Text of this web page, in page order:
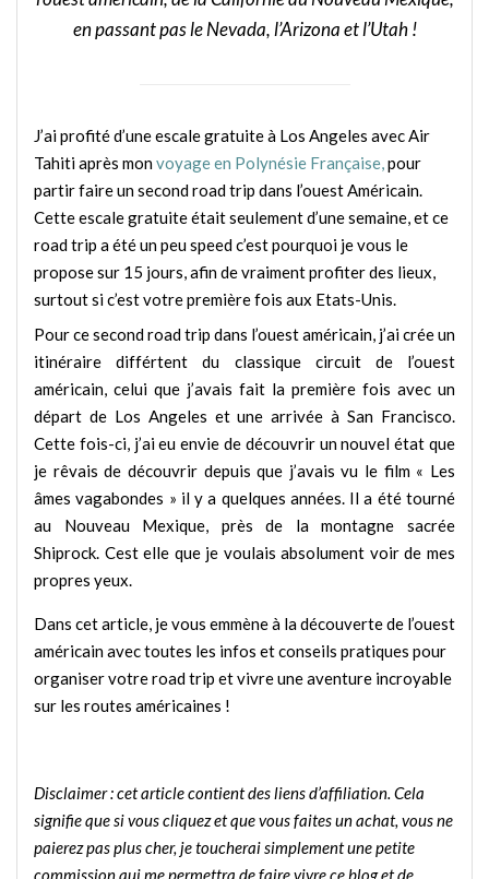
en passant pas le Nevada, l’Arizona et l’Utah !
J’ai profité d’une escale gratuite à Los Angeles avec Air
Tahiti après monvoyage en Polynésie Française,pour
partir faire un second road trip dans l’ouest Américain.
Cette escale gratuite était seulement d’une semaine, et ce
road trip a été un peu speed c’est pourquoi je vous le
propose sur 15 jours, afin de vraiment profiter des lieux,
surtout si c’est votre première fois aux Etats-Unis.
Pour ce second road trip dans l’ouest américain, j’ai crée un
itinéraire différtent du classique circuit de l’ouest
américain, celui que j’avais fait la première fois avec un
départ de Los Angeles et une arrivée à San Francisco.
Cette fois-ci, j’ai eu envie de découvrir un nouvel état que
je rêvais de découvrir depuis que j’avais vu le film « Les
âmes vagabondes » il y a quelques années. Il a été tourné
au Nouveau Mexique, près de la montagne sacrée
Shiprock. Cest elle que je voulais absolument voir de mes
propres yeux.
Dans cet article, je vous emmène à la découverte de l’ouest
américain avec toutes les infos et conseils pratiques pour
organiser votre road trip et vivre une aventure incroyable
sur les routes américaines !
Disclaimer : cet article contient des liens d’affiliation. Cela
signifie que si vous cliquez et que vous faites un achat, vous ne
paierez pas plus cher, je toucherai simplement une petite
commission qui me permettra de faire vivre ce blog et de